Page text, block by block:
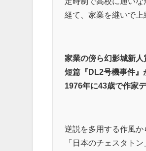
経て、家業を継いで上
家業の傍ら幻影城新人
短篇『DL2号機事件』
1976年に43歳で作家
逆説を多用する作風か
「日本のチェスタトン